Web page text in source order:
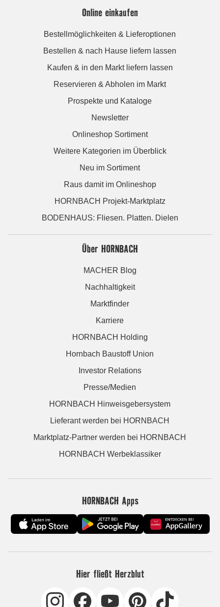
Online einkaufen
Bestellmöglichkeiten & Lieferoptionen
Bestellen & nach Hause liefern lassen
Kaufen & in den Markt liefern lassen
Reservieren & Abholen im Markt
Prospekte und Kataloge
Newsletter
Onlineshop Sortiment
Weitere Kategorien im Überblick
Neu im Sortiment
Raus damit im Onlineshop
HORNBACH Projekt-Marktplatz
BODENHAUS: Fliesen. Platten. Dielen
Über HORNBACH
MACHER Blog
Nachhaltigkeit
Marktfinder
Karriere
HORNBACH Holding
Hornbach Baustoff Union
Investor Relations
Presse/Medien
HORNBACH Hinweisgebersystem
Lieferant werden bei HORNBACH
Marktplatz-Partner werden bei HORNBACH
HORNBACH Werbeklassiker
HORNBACH Apps
Hier fließt Herzblut